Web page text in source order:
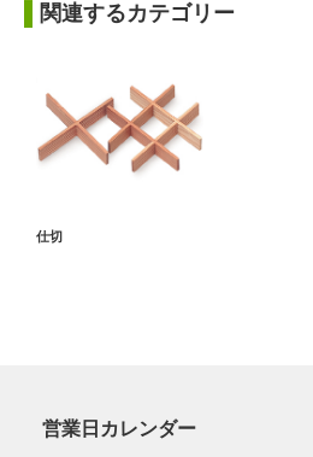
関連するカテゴリー
仕切
営業日カレンダー